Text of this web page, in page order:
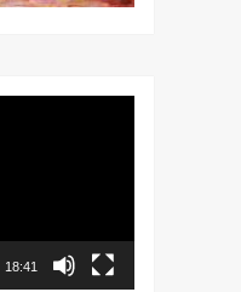
18:41